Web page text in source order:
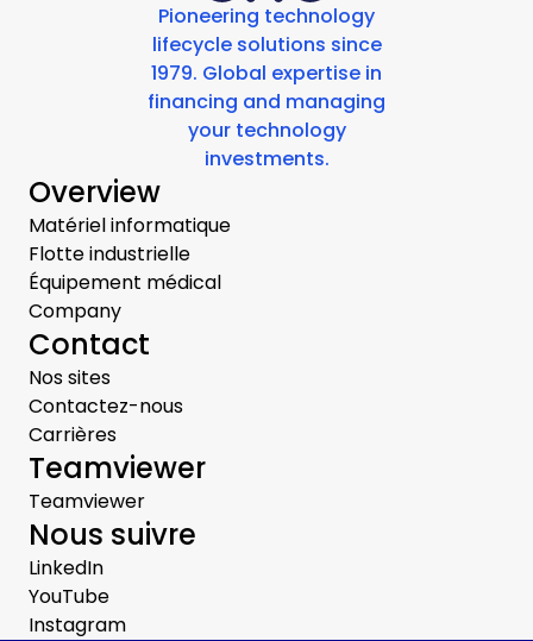
Pioneering technology
lifecycle solutions since
1979. Global expertise in
financing and managing
your technology
investments.
Overview
Matériel informatique
Flotte industrielle
Équipement médical
Company
Contact
Nos sites
Contactez-nous
Carrières
Teamviewer
Teamviewer
Nous suivre
LinkedIn
YouTube
Instagram